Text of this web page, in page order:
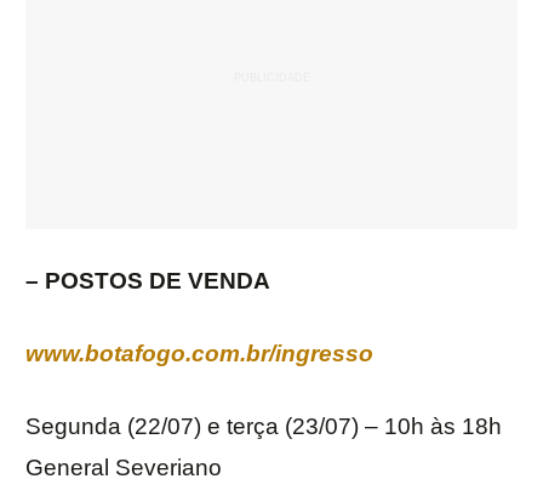
– POSTOS DE VENDA
www.botafogo.com.br/ingresso
Segunda (22/07) e terça (23/07) – 10h às 18h
General Severiano